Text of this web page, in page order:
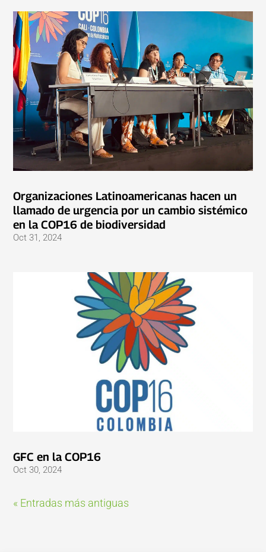
Organizaciones Latinoamericanas hacen un
llamado de urgencia por un cambio sistémico
en la COP16 de biodiversidad
Oct 31, 2024
GFC en la COP16
Oct 30, 2024
« Entradas más antiguas